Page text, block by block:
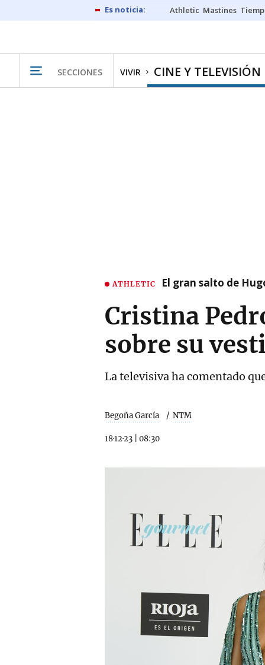
Athletic Mastines
SECCIONES VIVIR CINE Y TELEVISIÓN
ATHLETIC El gran salto de
Cristina
sobre su
La televisiva ha comentado
Begoña García NTM
18·12·23 08:30